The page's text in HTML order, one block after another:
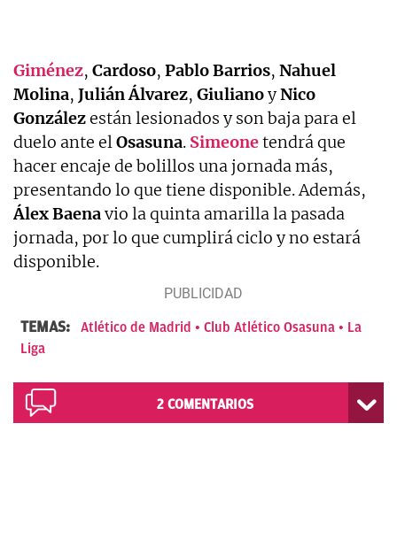
Giménez, Cardoso, PabloBarrios, Nahuel
Molina, JuliánÁlvarez, GiulianoyNico
Gonzálezestán lesionados y son baja para el
duelo ante elOsasuna. Simeonetendrá que
hacer encaje de bolillos una jornada más,
presentando lo que tiene disponible. Además,
ÁlexBaenavio la quinta amarilla la pasada
jornada, por lo que cumplirá ciclo y no estará
disponible.
TEMAS: Atlético de Madrid Club Atlético Osasuna
La
Liga
2 COMENTARIOS